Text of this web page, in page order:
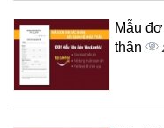
Mẫu
thân